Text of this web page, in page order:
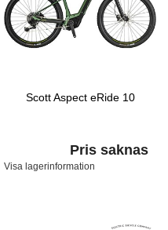
Scott Aspect eRide 10
Pris saknas
Visa lagerinformation